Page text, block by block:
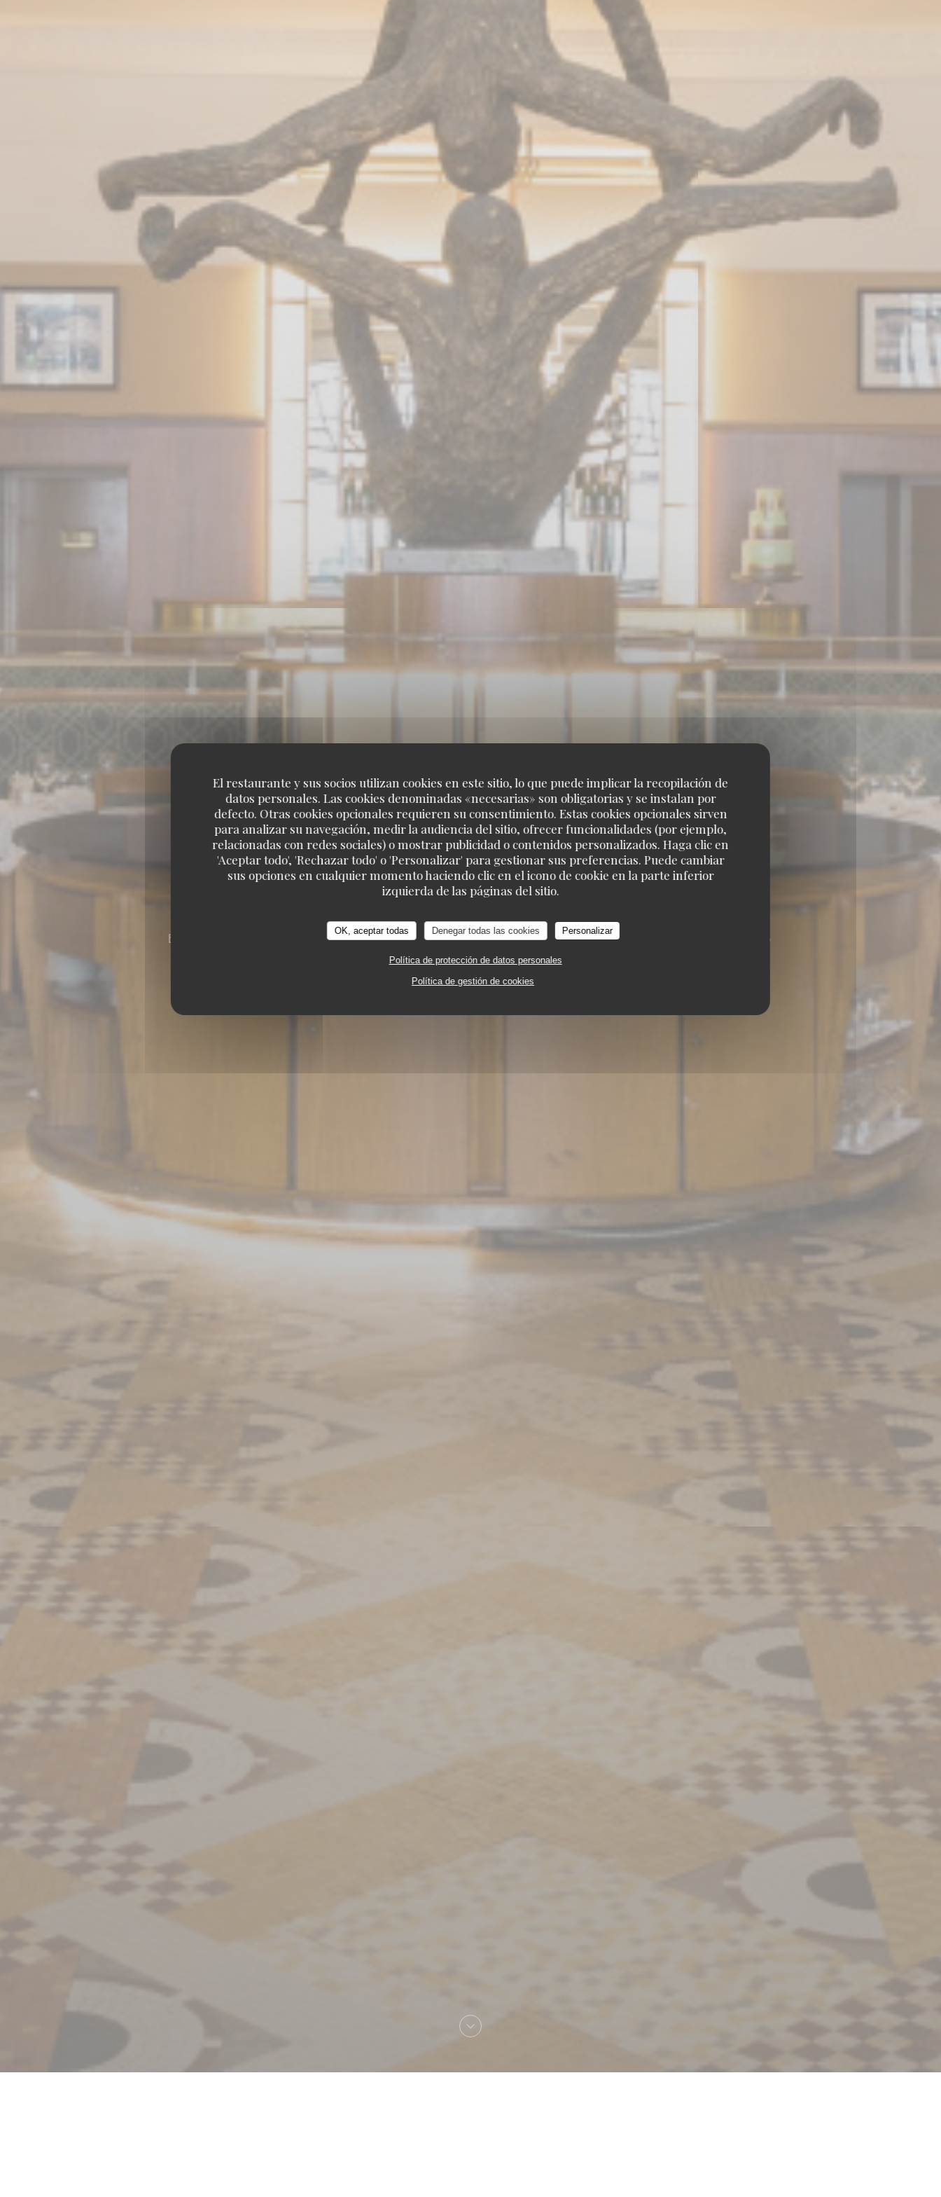
El restaurante y sus socios utilizan cookies en este sitio, lo que puede implicar la recopilación de
datos personales. Las cookies denominadas «necesarias» son obligatorias y se instalan por
defecto. Otras cookies opcionales requieren su consentimiento. Estas cookies opcionales sirven
para analizar su navegación, medir la audiencia del sitio, ofrecer funcionalidades (por ejemplo,
relacionadas con redes sociales) o mostrar publicidad o contenidos personalizados. Haga clic en
'Aceptar todo', 'Rechazar todo' o 'Personalizar' para gestionar sus preferencias. Puede cambiar
sus opciones en cualquier momento haciendo clic en el icono de cookie en la parte inferior
izquierda de las páginas del sitio.
OK, aceptar todas Denegar todas las cookies Personalizar
Política de protección de datos personales
Política de gestión de cookies
BRASSERIE – FRUITS DE MER A EMPORTER 102, BOULEVARD DE MONTPARNASSE 75014 PARIS